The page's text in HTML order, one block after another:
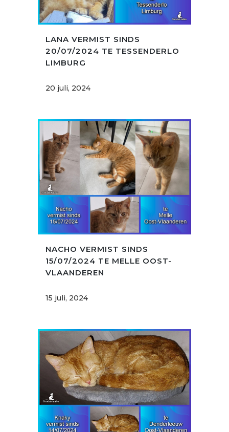
LANA VERMIST SINDS
20/07/2024 TE TESSENDERLO
LIMBURG
20 juli, 2024
NACHO VERMIST SINDS
15/07/2024 TE MELLE OOST-
VLAANDEREN
15 juli, 2024